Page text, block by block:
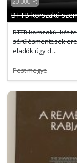
20 000 Ft
BTTB korszakú
BTTB korszakú két
sérülésmentesek
eladók úgy d ...
Pest megye